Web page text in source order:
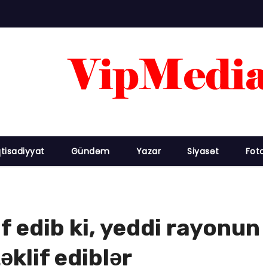
Gündəm Yazar Siyasət
ki, yeddi rayonun
ediblər